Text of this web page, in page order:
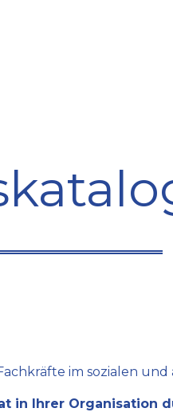
im sozialen und
in Ihrer Organisation